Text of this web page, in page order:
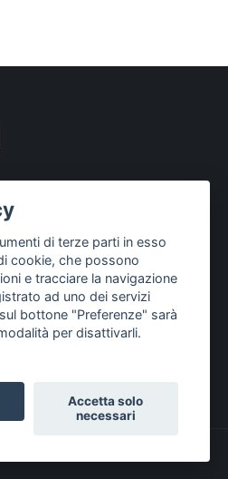
1 - 00166 Roma
di terze parti in esso
cookie, che possono
e tracciare la navigazione
ad uno dei servizi
bottone "Preferenze" sarà
per disattivarli.
Accetta solo
necessari